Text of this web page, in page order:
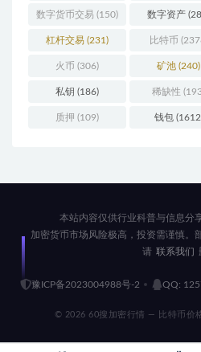
数字货币交易 (150) 数字资产
杠杆交易 (231) 比特币
火币 (306) 矿池 (240)
私钥 (186) 稀缺性
质押 (109) 钱包
本站内容仅供行业科普与信息分
加密货币市场风险极高，投资需谨慎。
请 联系我们
豫ICP备2023004988号-2 QQ:
© 2026 60搜加密行情 — 比特币价